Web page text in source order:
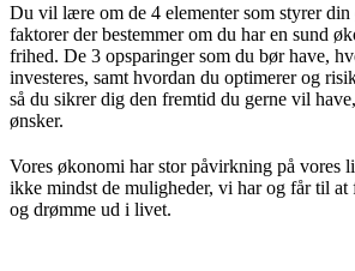
Du vil lære om de 4 elementer som styrer
faktorer der bestemmer om du har en sund
frihed. De 3 opsparinger som du bør have,
investeres, samt hvordan du optimerer og
så du sikrer dig den fremtid du gerne vil
ønsker.
Vores økonomi har stor påvirkning på vores
ikke mindst de muligheder, vi har og får til at
og drømme ud i livet.